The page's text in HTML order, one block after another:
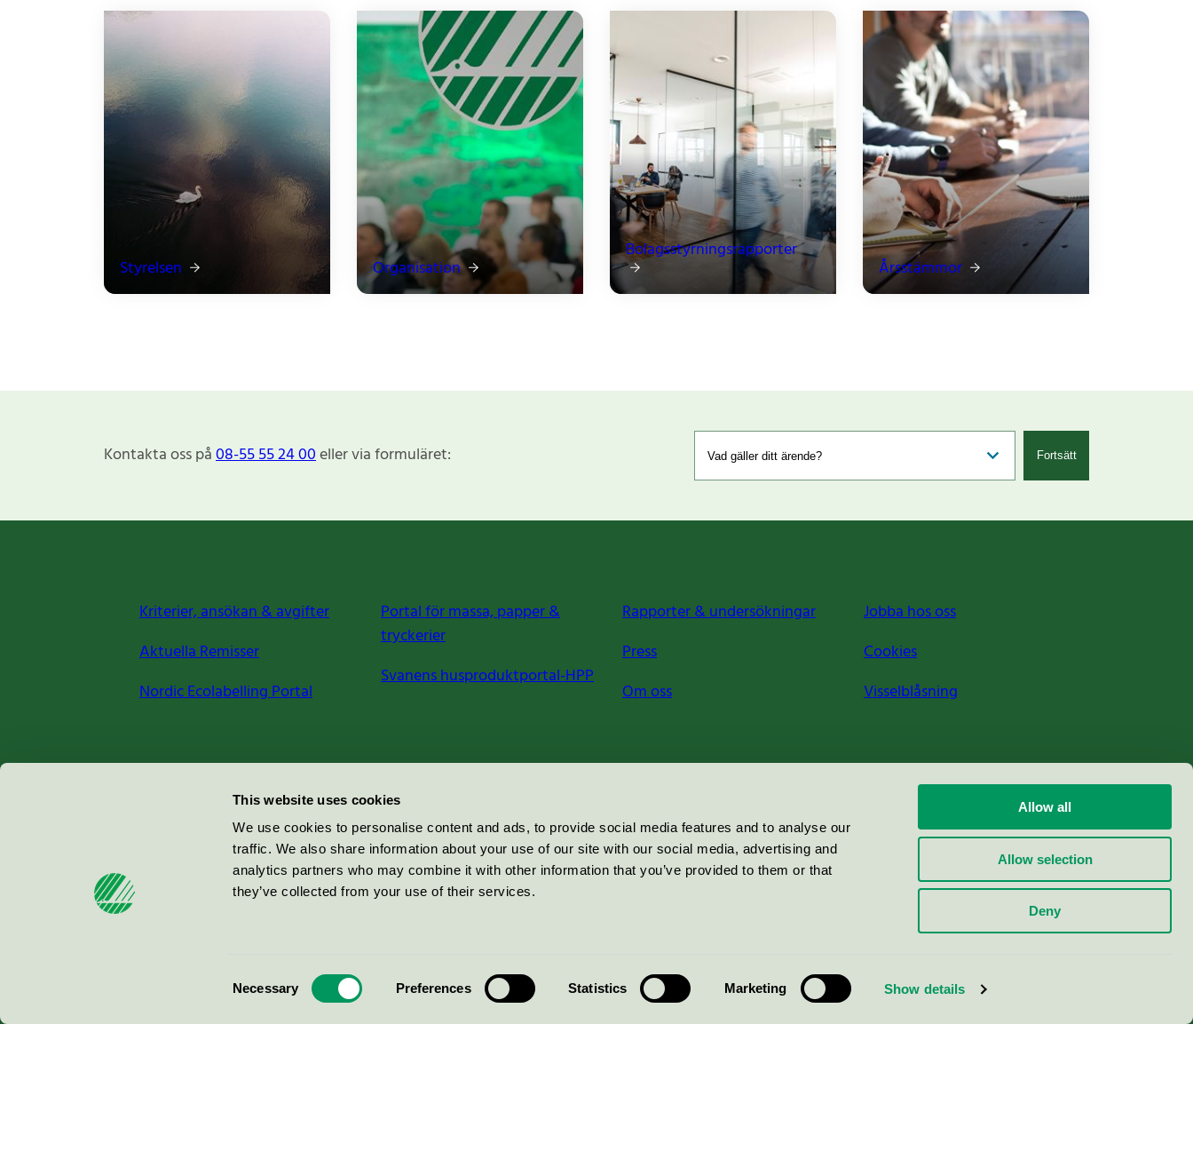
This website uses cookies
We use cookies to personalise content and ads, to provide social media features and to analyse our
traffic. We also share information about your use of our site with our social media, advertising and
analytics partners who may combine it with other information that you’ve provided to them or that
they’ve collected from your use of their services.
Necessary Preferences Statistics Marketing Show details
Allow all
Allow selection
Deny
Styrelsen Organisation
Bolagsstyrningsrapporter
Årsstämmor
Kontakta oss på08-55 55 24 00eller via formuläret: Fortsätt
Kriterier, ansökan & avgifter
Aktuella Remisser
Nordic Ecolabelling Portal
Portal för massa, papper &
tryckerier
Svanens husproduktportal-HPP
Rapporter & undersökningar
Press
Om oss
Jobba hos oss
Cookies
Visselblåsning
Miljömärkning Sverige AB
100 64